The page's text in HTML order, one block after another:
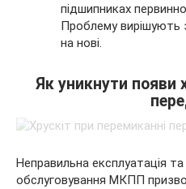
підшипниках
Проблему вирішують
на нові.
Як уникнути появи
Неправильна експлуатація
обслуговування МКПП